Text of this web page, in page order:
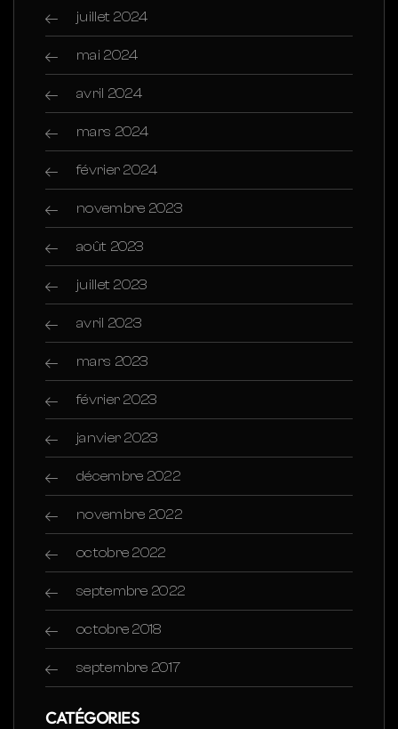
juillet 2024
mai 2024
avril 2024
mars 2024
février 2024
novembre 2023
août 2023
juillet 2023
avril 2023
mars 2023
février 2023
janvier 2023
décembre 2022
novembre 2022
octobre 2022
septembre 2022
octobre 2018
septembre 2017
CATÉGORIES